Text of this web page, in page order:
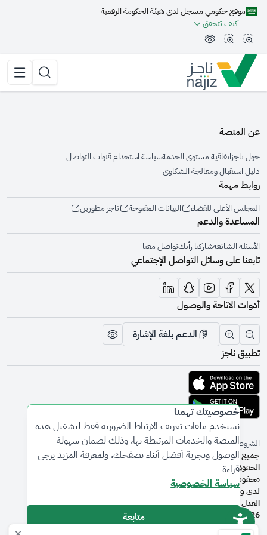
موقع حكومي مسجل لدى هيئة الحكومة الرقمية
كيف تتحقق
تقليل الرؤية وحجم الخطزيادة الرؤية وحجم الخطتبديل المظهر
البحث
الجانبية
خصوصيتك تهمنا
نستخدم ملفات تعريف الارتباط الضرورية فقط لتشغيل هذه
المنصة والخدمات المرتبطة بها، وذلك لضمان سهولة
الوصول وتجربة أفضل أثناء تصفحك، ولمعرفة المزيد يرجى
قراءة
سياسة الخصوصية
متابعة
عن المنصة
حول ناجزاتفاقية مستوى الخدمةسياسة استخدام قنوات التواصل
دليل استقبال ومعالجة الشكاوى
روابط مهمة
المجلس الأعلى للقضاء البيانات المفتوحة ناجز مطورين
المساعدة والدعم
الأسئلة الشائعةشاركنا رأيكتواصل معنا
تابعنا على وسائل التواصل الإجتماعي
أدوات الاتاحة والوصول
تقليل الرؤية وحجم الخطزيادة الرؤية وحجم الخط الدعم بلغة الإشارة
تبديل المظهر
تطبيق ناجز
تحميل التطبيق من متجر أبل
تحميل التطبيق من متجر جوجل
الشروط والأحكامسياسة الخصوصية
جميع
الحقوق
محفوظة
لدى وزارة
العدل ©
2026
تاريخ آخر